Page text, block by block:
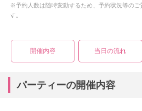
※予約人数は随時変動するため、予約状況等のご
す。
開催内容 当日の流れ
パーティーの開催内容